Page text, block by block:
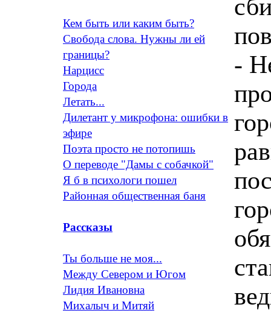
Кем быть или каким быть?
Свобода слова. Нужны ли ей
границы?
Нарцисс
Города
Летать...
Дилетант у микрофона: ошибки в
эфире
Поэта просто не потопишь
О переводе "Дамы с собачкой"
Я б в психологи пошел
Районная общественная баня
Рассказы
Ты больше не моя...
Между Севером и Югом
Лидия Ивановна
Михалыч и Митяй
-